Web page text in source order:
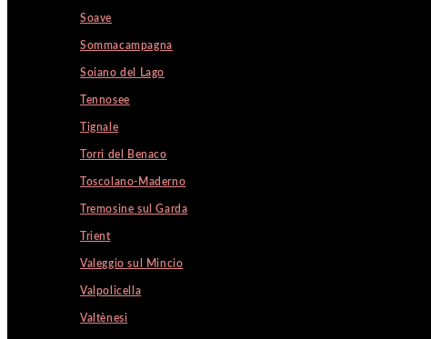
Soave
Sommacampagna
Soiano del Lago
Tennosee
Tignale
Torri del Benaco
Toscolano-Maderno
Tremosine sul Garda
Trient
Valeggio sul Mincio
Valpolicella
Valtènesi